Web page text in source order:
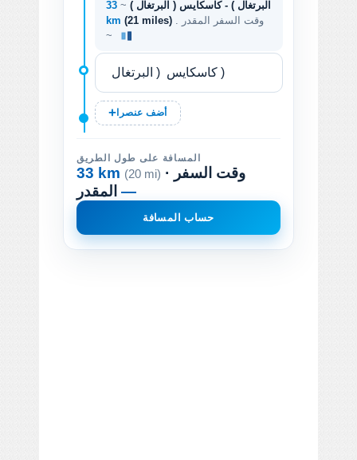
البرتغال ) - كاسكايس ( البرتغال ) ~
33
km (21 miles)
~
أضف عنصرا
المسافة على طول الطريق
33 km (20 mi) · وقت السفر
—
حساب المسافة